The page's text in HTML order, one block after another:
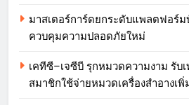
มาสเตอร์การ์ดยกระดับแพลตฟอร์
ควบคุมความปลอดภัยใหม่
เคทีซี–เจซีบี รุกหมวดความงาม รับ
สมาชิกใช้จ่ายหมวดเครื่องสำอางเพิ่